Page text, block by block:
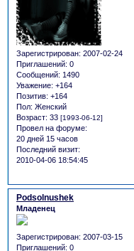
Зарегистрирован: 2007-02-24
Приглашений: 0
Сообщений: 1490
Уважение: +164
Позитив: +164
Пол: Женский
Возраст: 33 [1993-06-12]
Провел на форуме:
20 дней 15 часов
Последний визит:
2010-04-06 18:54:45
Podsolnushek
Младенец
Зарегистрирован: 2007-03-15
Приглашений: 0